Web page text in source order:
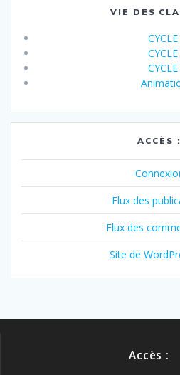
VIE DES
CYCLE
ACCÈS :
Flux des
Flux des
Site de
Accès :